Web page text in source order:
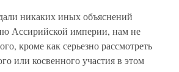
никаких иных объяснений
Ассирийской империи, нам не
кроме как серьезно рассмотреть
или косвенного участия в этом